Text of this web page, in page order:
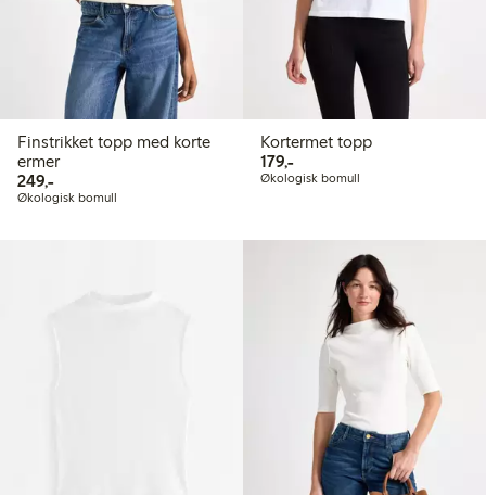
Finstrikket topp med korte
ermer
249,-249,00 kr
Økologisk bomull
Kortermet topp
179,-179,00 kr
Økologisk bomull